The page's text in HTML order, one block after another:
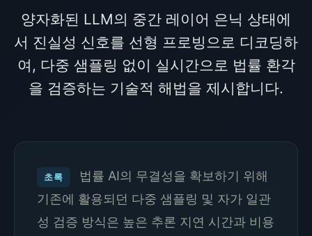
양자화된 LLM의 중간 레이어 은닉 상태에
서 진실성 신호를 선형 프로빙으로 디코딩하
여, 다중 샘플링 없이 실시간으로 법률 환각
을 검증하는 기술적 해법을 제시합니다.
초록
법률 AI의 무결성을 확보하기 위해
기존에 활용되던 다중 샘플링 및 자가 일관
성 검증 방식은 높은 추론 지연 시간과 비용